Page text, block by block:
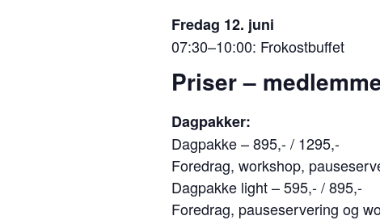
Fredag 12. juni
07:30–10:00: Frokostbuffet
Priser –
Dagpakker:
Dagpakke – 895,- / 1295,-
Foredrag, workshop,
Dagpakke light – 595,- / 895,-
Foredrag, pauseservering og